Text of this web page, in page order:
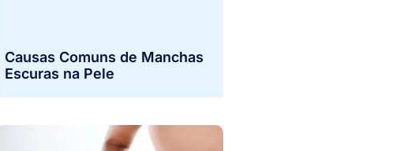
Causas Comuns de Manchas
Escuras na Pele